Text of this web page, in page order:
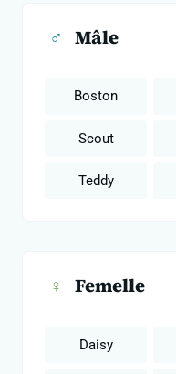
♂ Mâle
Boston
Scout
Teddy
♀ Femelle
Daisy